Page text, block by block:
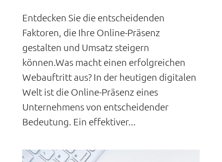
Entdecken Sie die entscheidenden
Faktoren, die Ihre Online-Präsenz
gestalten und Umsatz steigern
können.Was macht einen erfolgreichen
Webauftritt aus? In der heutigen digitalen
Welt ist die Online-Präsenz eines
Unternehmens von entscheidender
Bedeutung. Ein effektiver...